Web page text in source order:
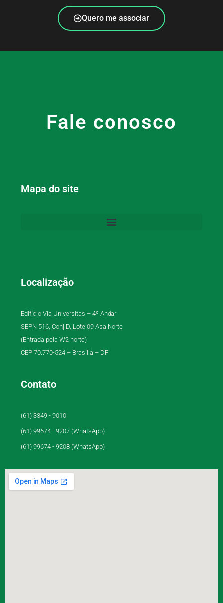
Quero me associar
Fale conosco
Mapa do site
Localização
Edifício Via Universitas – 4º Andar
SEPN 516, Conj D, Lote 09 Asa Norte
(Entrada pela W2 norte)
CEP 70.770-524 – Brasília – DF
Contato
(61) 3349 - 9010
(61) 99674 - 9207 (WhatsApp)
(61) 99674 - 9208 (WhatsApp)